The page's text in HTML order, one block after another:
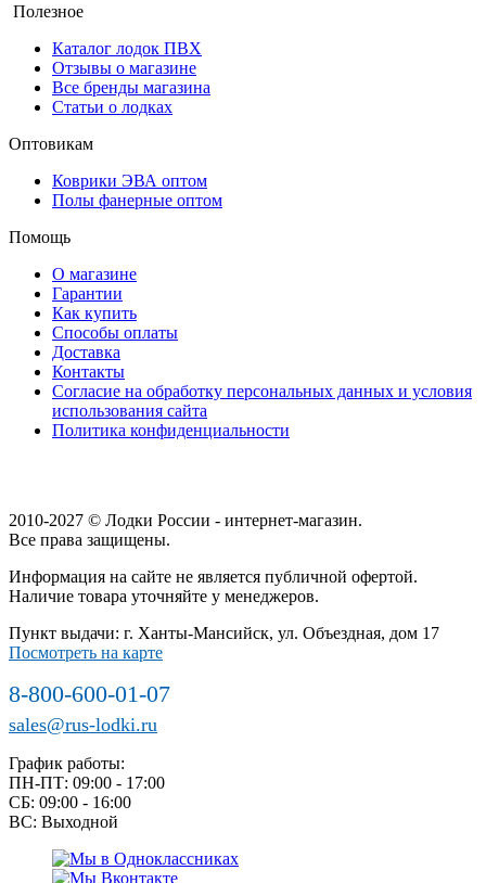
Полезное
Каталог лодок ПВХ
Отзывы о магазине
Все бренды магазина
Статьи о лодках
Оптовикам
Коврики ЭВА оптом
Полы фанерные оптом
Помощь
О магазине
Гарантии
Как купить
Способы оплаты
Доставка
Контакты
Согласие на обработку персональных данных и условия
использования сайта
Политика конфиденциальности
2010-2027 © Лодки России - интернет-магазин.
Все права защищены.
Информация на сайте не является публичной офертой.
Наличие товара уточняйте у менеджеров.
Пункт выдачи: г. Ханты-Мансийск, ул. Объездная, дом 17
Посмотреть на карте
8-800-600-01-07
sales@rus-lodki.ru
График работы:
ПН-ПТ: 09:00 - 17:00
СБ: 09:00 - 16:00
ВС: Выходной